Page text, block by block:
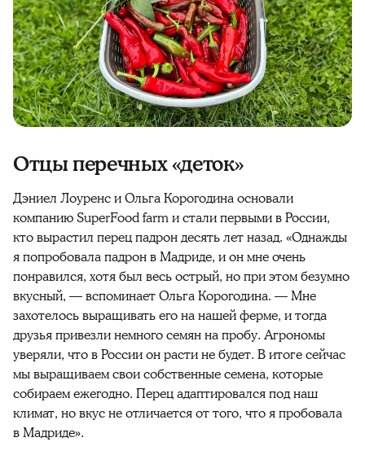
Отцы перечных «деток»
Дэниел Лоуренс и Ольга Корогодина основали
компанию SuperFood farm и стали первыми в России,
кто вырастил перец падрон десять лет назад. «Однажды
я попробовала падрон в Мадриде, и он мне очень
понравился, хотя был весь острый, но при этом безумно
вкусный, — вспоминает Ольга Корогодина. — Мне
захотелось выращивать его на нашей ферме, и тогда
друзья привезли немного семян на пробу. Агрономы
уверяли, что в России он расти не будет. В итоге сейчас
мы выращиваем свои собственные семена, которые
собираем ежегодно. Перец адаптировался под наш
климат, но вкус не отличается от того, что я пробовала
в Мадриде».